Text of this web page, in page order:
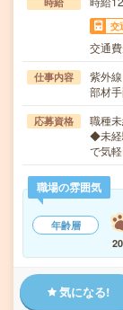
交
交通
仕事内容
紫外
部材
応募資格
職種
◆未経
で気
職場の雰囲気
年齢層
気になる!